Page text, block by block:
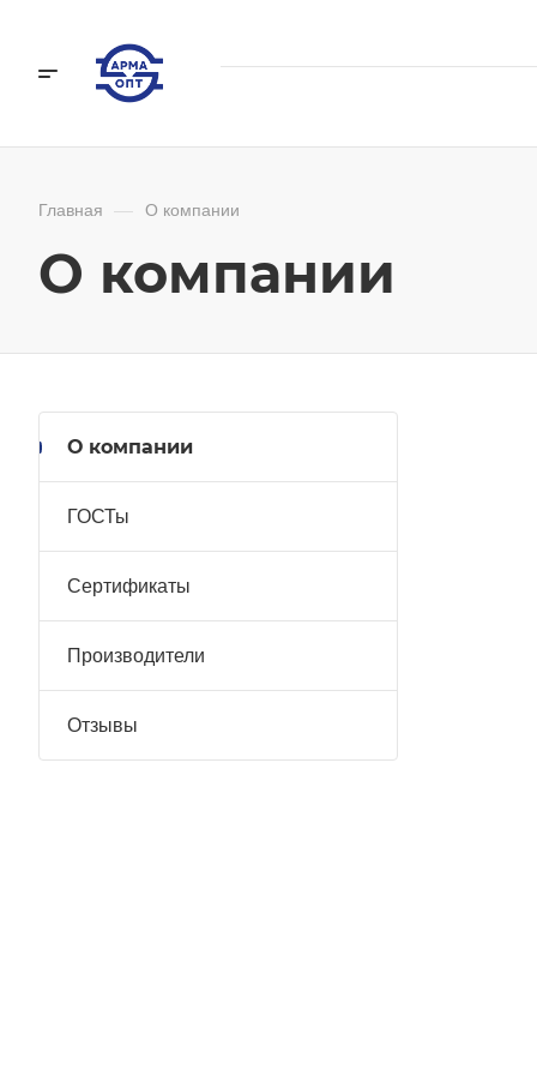
Главная — О компании
О компании
О компании
ГОСТы
Сертификаты
Производители
Отзывы